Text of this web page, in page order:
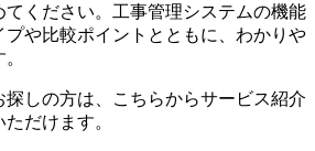
ください。工事管理システムの機能
や比較ポイントとともに、わかりや
しの方は、こちらからサービス紹介
だけます。